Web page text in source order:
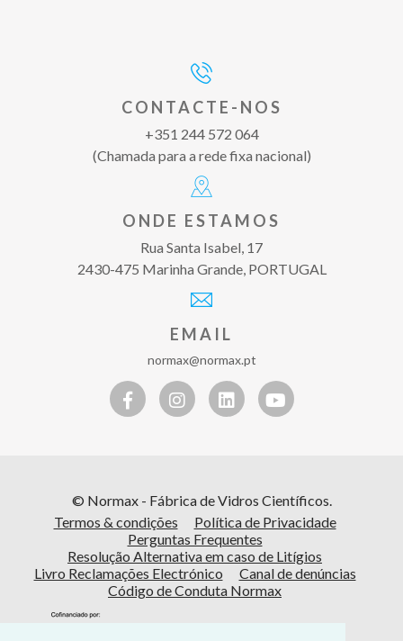
CONTACTE-NOS
+351 244 572 064
(Chamada para a rede fixa nacional)
ONDE ESTAMOS
Rua Santa Isabel, 17
2430-475 Marinha Grande, PORTUGAL
EMAIL
normax@normax.pt
© Normax - Fábrica de Vidros Científicos.
Termos & condições
Política de Privacidade
Perguntas Frequentes
Resolução Alternativa em caso de Litígios
Livro Reclamações Electrónico
Canal de denúncias
Código de Conduta Normax